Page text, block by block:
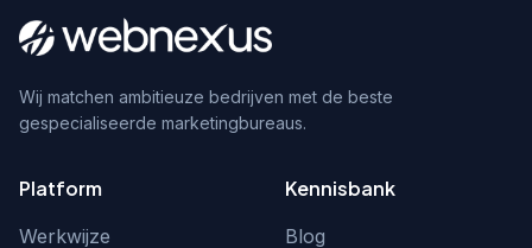
Wij matchen ambitieuze bedrijven met de beste
gespecialiseerde marketingbureaus.
Platform
Werkwijze
Kennisbank
Blog